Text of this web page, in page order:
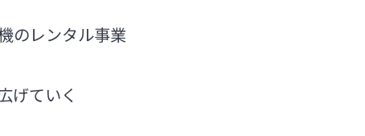
のレンタル事業
げていく